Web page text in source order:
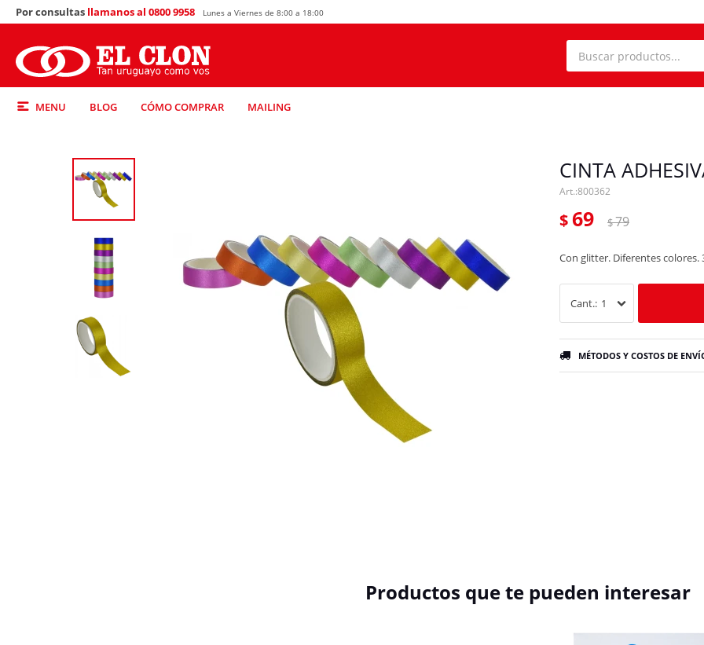
MENU BLOG CÓMO COMPRAR MAILING
Por consultas llamanos al 0800 9958 Lunes a Viernes de 8:00 a 18:00
CINTA
800362
$69 $79
Con glitter. Diferentes colores.
1
MÉTODOS Y COSTOS DE
Productos que te pueden interesar